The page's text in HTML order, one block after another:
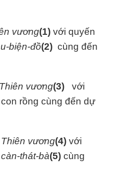
vương(1)với quyến
biện-đồ(2)cùng đến
vương(3)với
rồng cùng đến dự
vương(4)với
càn-thát-bà(5)cùng